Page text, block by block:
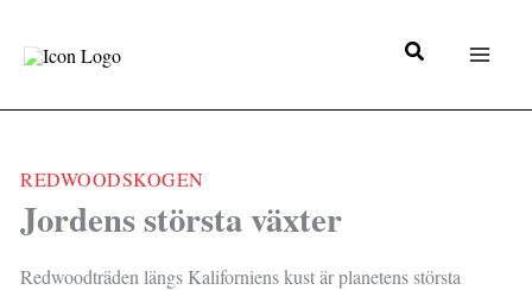
REDWOODSKOGEN
Jordens största växter
Redwoodträden längs Kaliforniens kust är planetens största